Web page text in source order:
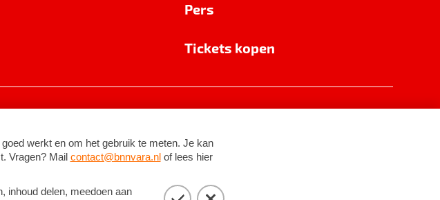
Pers
Tickets kopen